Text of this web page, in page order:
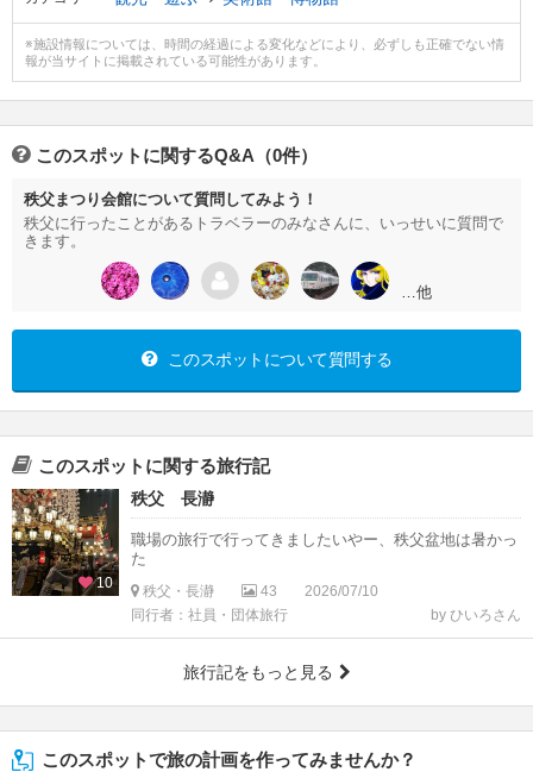
※施設情報については、時間の経過による変化などにより、必ずしも正確でない情
報が当サイトに掲載されている可能性があります。
このスポットに関するQ&A（0件）
秩父まつり会館について質問してみよう！
秩父に行ったことがあるトラベラーのみなさんに、いっせいに質問で
きます。
…他
このスポットについて質問する
このスポットに関する旅行記
10
秩父 長瀞
職場の旅行で行ってきましたいやー、秩父盆地は暑かっ
た
秩父・長瀞 43
2026/07/10
同行者：社員・団体旅行
by ひいろさん
旅行記をもっと見る
このスポットで旅の計画を作ってみませんか？